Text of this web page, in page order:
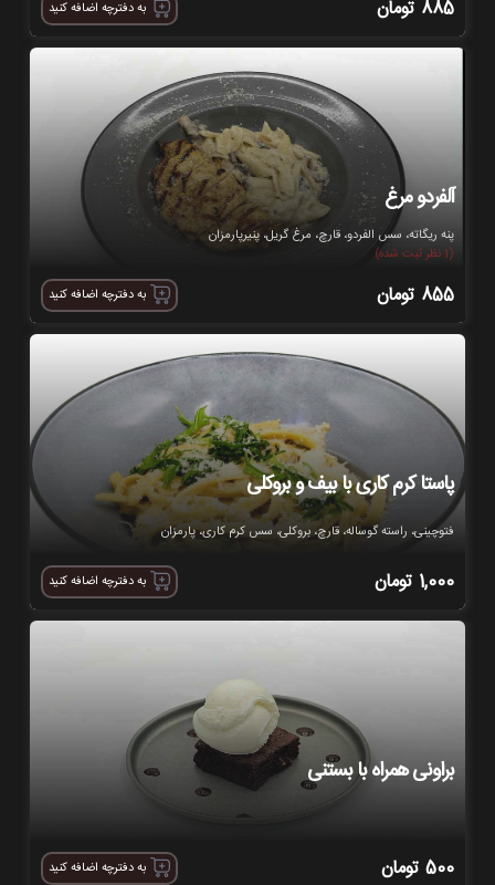
885 تومان به دفترچه اضافه کنید
آلفردو مرغ
پنه ریگاته، سس الفردو، قارچ، مرغ گریل، پنیرپارمزان
(1 نظر ثبت شده)
855 تومان به دفترچه اضافه کنید
پاستا کرم کاری با بیف و بروکلی
فتوچینی، راسته گوساله، قارچ، بروکلی، سس کرم کاری، پارمزان
1,000 تومان به دفترچه اضافه کنید
براونی همراه با بستنی
500 تومان به دفترچه اضافه کنید